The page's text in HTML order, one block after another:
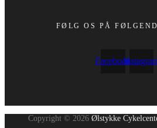
FØLG OS PÅ
Facebook
Copyright © 2026 Ølstykke